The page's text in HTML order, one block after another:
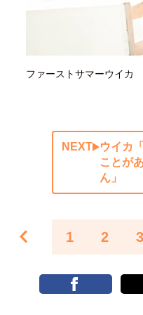
ファーストサマーウイカ
NEXT
ウイカ
ことが
ん」
1 2 3